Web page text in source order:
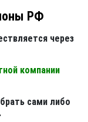
РФ
через
компании
сами либо